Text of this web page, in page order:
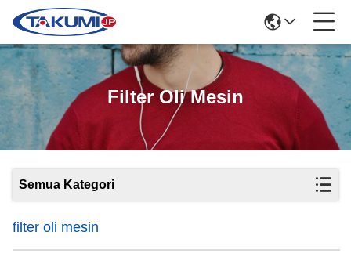
Filter Oli Mesin
Semua Kategori
filter oli mesin